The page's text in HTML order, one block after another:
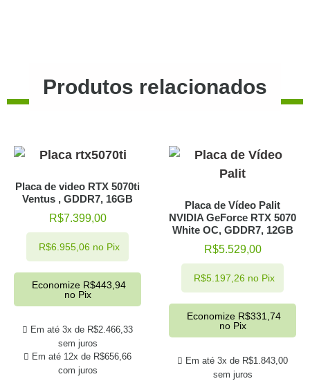
Produtos relacionados
Placa de video RTX 5070ti
Ventus , GDDR7, 16GB
R$7.399,00
Em até 3x de R$2.466,33
sem juros
Em até 12x de R$656,66
com juros
R$6.955,06 no Pix
Economize R$443,94
no Pix
Placa de Vídeo Palit
NVIDIA GeForce RTX 5070
White OC, GDDR7, 12GB
R$5.529,00
Em até 3x de R$1.843,00
sem juros
R$5.197,26 no Pix
Economize R$331,74
no Pix